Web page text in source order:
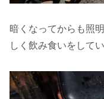
暗くなってからも照
しく飲み食いをしてい